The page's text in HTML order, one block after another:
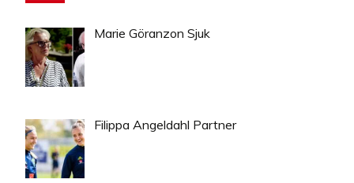
Marie Göranzon Sjuk
Filippa Angeldahl Partner